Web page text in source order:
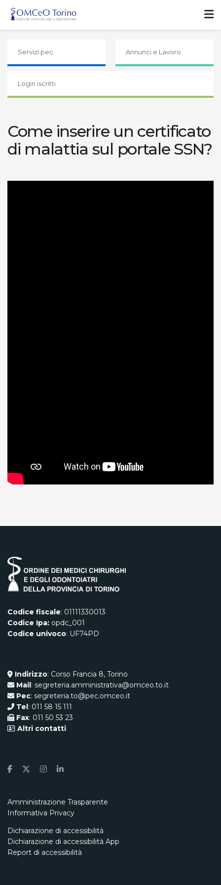
Servizi pec Annunci e Lavoro
Login iscritti
Come inserire un certificato
di malattia sul portale SSN?
Codice fiscale: 01111330013
Codice Ipa: opdc_001
Codice univoco: UF74PD
Indirizzo: Corso Francia 8, Torino
Mail: segreteria.amministrativa@omceo.to.it
Pec: segreteria.to@pec.omceo.it
Tel: 011 58 15 111
Fax: 011 50 53 23
Altri contatti
Amministrazione Trasparente
Informativa Privacy
Dichiarazione di accessibilità
Dichiarazione di accessibilità App
Report di accessibilità